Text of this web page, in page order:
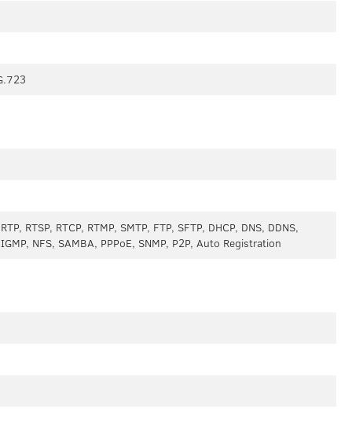
RTSP, RTCP, RTMP, SMTP, FTP, SFTP, DHCP, DNS, DDNS,
NFS, SAMBA, PPPoE, SNMP, P2P, Auto Registration